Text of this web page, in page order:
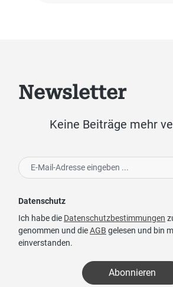
Newsletter
Keine Beiträge mehr
Datenschutz
Ich habe die Datenschutzbestimmungen
genommen und dieAGB gelesen und bin
einverstanden.
Abonnieren